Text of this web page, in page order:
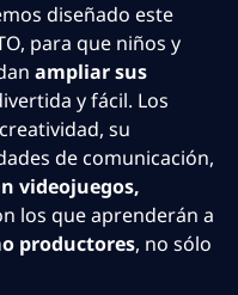
diseñado este
para que niños y
ampliar sus
y fácil. Los
su
de comunicación,
videojuegos,
los que aprenderán a
productores, no sólo